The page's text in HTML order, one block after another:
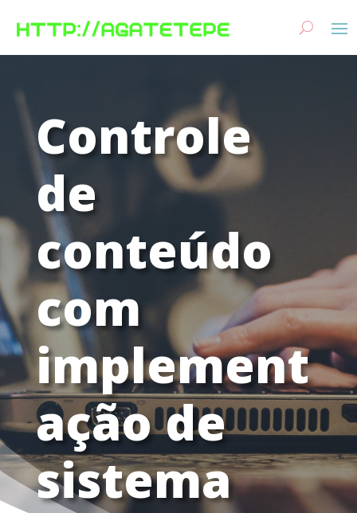
Controle
de
conteúdo
com
implement
ação de
sistema